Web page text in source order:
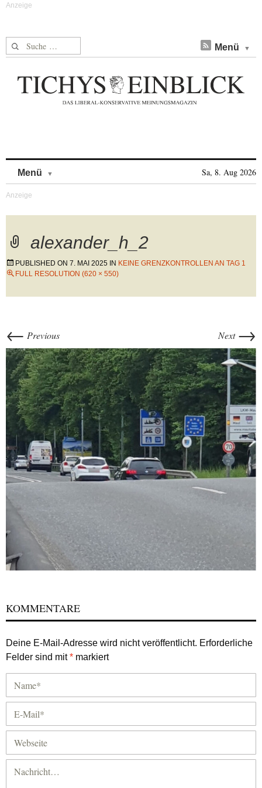
Suche nach: Menü
Menü Sa, 8. Aug 2026
alexander_h_2
PUBLISHED ON 7. MAI 2025 IN KEINE GRENZKONTROLLEN AN TAG 1
FULL RESOLUTION (620 × 550)
← Previous Next →
KOMMENTARE
Deine E-Mail-Adresse wird nicht veröffentlicht. Erforderliche
Felder sind mit* markiert